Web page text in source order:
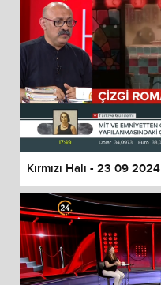
Kırmızı Halı - 23 09 2024